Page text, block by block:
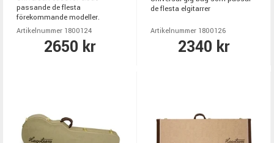
passande de flesta
förekommande modeller.
Artikelnummer 1800124
2650 kr
de flesta elgitarrer
Artikelnummer 1800126
2340 kr